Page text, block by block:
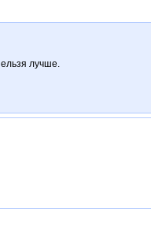
лучше.